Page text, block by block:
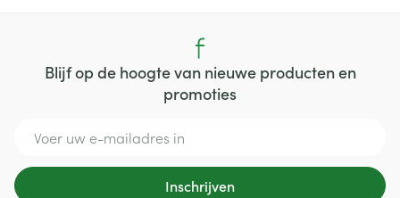
Blijf op de hoogte van nieuwe producten en
promoties
Inschrijven